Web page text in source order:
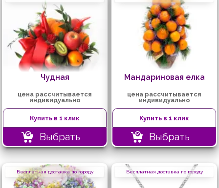
Чудная
цена рассчитывается
индивидуально
Купить в 1 клик
Выбрать
Мандариновая елка
цена рассчитывается
индивидуально
Купить в 1 клик
Выбрать
Бесплатная доставка по городу Бесплатная доставка по городу